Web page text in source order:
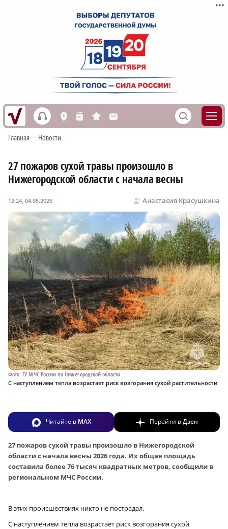
h L n s M S
Главная • Новости
27 пожаров сухой травы произошло в
Нижегородской области с начала весны
Анастасия Красушкина
12:24, 04.05.2026
Фото: ГУ МЧС России по Нижегородской области
С наступлением тепла возрастает риск возгорания сухой растительности
Читайте в MAX Перейти вДзен
27 пожаров сухой травы произошло в Нижегородской
области с начала весны 2026 года. Их общая площадь
составила более 76 тысяч квадратных метров, сообщили в
региональном МЧС России.
В этих происшествиях никто не пострадал.
С наступлением тепла возрастает риск возгорания сухой